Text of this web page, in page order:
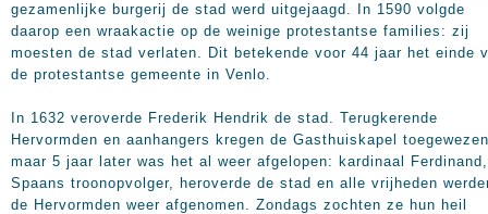
gezamenlijke burgerij de stad werd uitgejaagd. In 1590 volgde
daarop een wraakactie op de weinige protestantse families: zij
moesten de stad verlaten. Dit betekende voor 44 jaar het einde
de protestantse gemeente in Venlo.
In 1632 veroverde Frederik Hendrik de stad. Terugkerende
Hervormden en aanhangers kregen de Gasthuiskapel
maar 5 jaar later was het al weer afgelopen: kardinaal Ferdinand,
Spaans troonopvolger, heroverde de stad en alle vrijheden
de Hervormden weer afgenomen. Zondags zochten ze hun heil